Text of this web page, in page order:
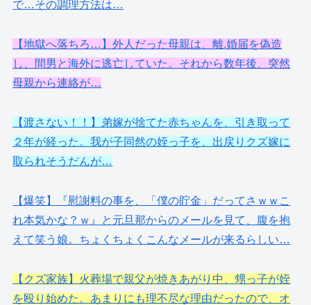
で…その調理方法は…
【地獄へ落ちろ…】外人だった母親は、離.婚届を偽造
し、間男と海外に逃亡していた。それから数年後、突然
母親から連絡が…
【渡さない！！】弟嫁が捨てた赤ちゃんを、引き取って
２年が経った。我が子同然の姪っ子を、出戻りクズ嫁に
取られそうだんが…
【爆笑】『慰謝料の事を、「僕の貯金」だってさｗｗこ
れ本気かな？ｗ』と元旦那からのメールを見て、腹を抱
えて笑う娘。ちょくちょくこんなメールが来るらしい…
【クズ家族】火葬場で親父が焼きあがり中、甥っ子が姪
を殴り始めた。あまりにも理不尽な理由だったので、オ